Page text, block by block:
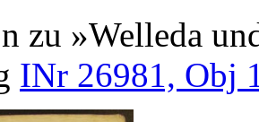
zu »Welleda
INr 26981, Obj